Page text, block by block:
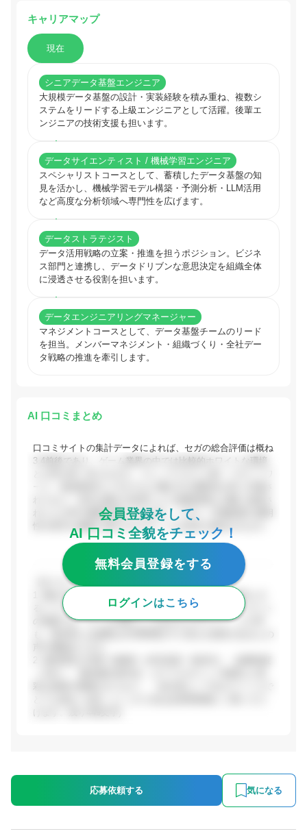
キャリアマップ
現在
シニアデータ基盤エンジニア
大規模データ基盤の設計・実装経験を積み重ね、複数シ
ステムをリードする上級エンジニアとして活躍。後輩エ
ンジニアの技術支援も担います。
データサイエンティスト / 機械学習エンジニア
スペシャリストコースとして、蓄積したデータ基盤の知
見を活かし、機械学習モデル構築・予測分析・LLM活用
など高度な分析領域へ専門性を広げます。
データストラテジスト
データ活用戦略の立案・推進を担うポジション。ビジネ
ス部門と連携し、データドリブンな意思決定を組織全体
に浸透させる役割を担います。
データエンジニアリングマネージャー
マネジメントコースとして、データ基盤チームのリード
を担当。メンバーマネジメント・組織づくり・全社デー
タ戦略の推進を牽引します。
AI 口コミまとめ
口コミサイトの集計データによれば、セガの総合評価は概ね
3.4前後であり、ゲーム業界の中では比較的ホワイトな環境
れたとの声が複数見受けられます。一方で、評価制度の透明
性や若手の裁量に関するネガティブな意見も散見されます。
【ポジティブな評価】
1. 働き方の柔軟性: フレックスタイム制・週2日を基本とす
るハイブリッドワーク制度が整備されており、口コミサイト
の情報では「ゲーム企業としてはかなりホワイト」との声
会員登録をして、
AI 口コミ全貌をチェック！
無料会員登録をする
ログインはこちら
応募依頼する 気になる